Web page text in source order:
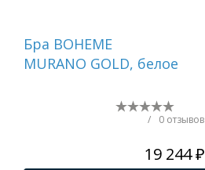
Бра BOHEME
MURANO GOLD, белое
/ 0 отзывов
19 244 ₽